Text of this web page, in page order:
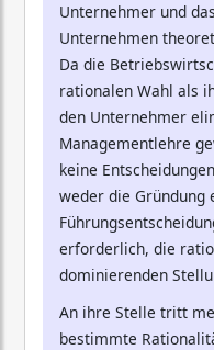
Unternehmer und
Unternehmen
Da die
rationalen Wahl als
den Unternehmer
Managementlehre
keine
weder die Gründung
erforderlich, die
dominierenden
An ihre Stelle tritt
bestimmte